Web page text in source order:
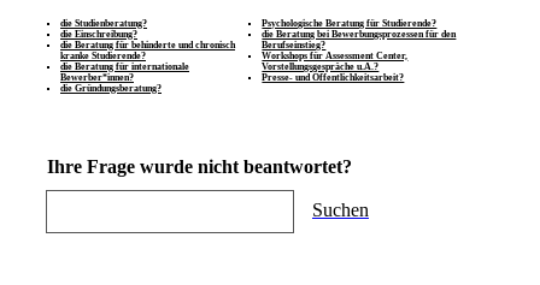
die Studienberatung?
die Einschreibung?
die Beratung für behinderte und chronisch
kranke Studierende?
die Beratung für internationale
Bewerber*innen?
die Gründungsberatung?
Psychologische Beratung für Studierende?
die Beratung bei Bewerbungsprozessen für den
Berufseinstieg?
Workshops für Assessment Center,
Vorstellungsgespräche u.Ä.?
Presse- und Öffentlichkeitsarbeit?
Ihre Frage wurde nicht beantwortet?
Suchen